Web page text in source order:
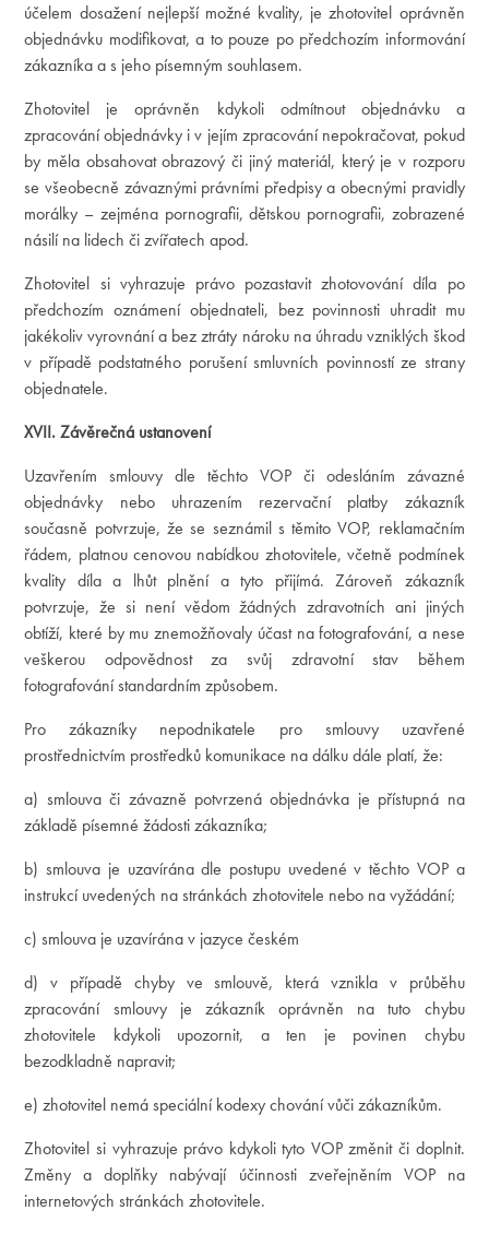
účelem dosažení nejlepší možné kvality, je zhotovitel oprávněn
objednávku modifikovat, a to pouze po předchozím informování
zákazníka a s jeho písemným souhlasem.
Zhotovitel je oprávněn kdykoli odmítnout objednávku a
zpracování objednávky i v jejím zpracování nepokračovat, pokud
by měla obsahovat obrazový či jiný materiál, který je v rozporu
se všeobecně závaznými právními předpisy a obecnými pravidly
morálky – zejména pornografii, dětskou pornografii, zobrazené
násilí na lidech či zvířatech apod.
Zhotovitel si vyhrazuje právo pozastavit zhotovování díla po
předchozím oznámení objednateli, bez povinnosti uhradit mu
jakékoliv vyrovnání a bez ztráty nároku na úhradu vzniklých škod
v případě podstatného porušení smluvních povinností ze strany
objednatele.
XVII. Závěrečná ustanovení
Uzavřením smlouvy dle těchto VOP či odesláním závazné
objednávky nebo uhrazením rezervační platby zákazník
současně potvrzuje, že se seznámil s těmito VOP, reklamačním
řádem, platnou cenovou nabídkou zhotovitele, včetně podmínek
kvality díla a lhůt plnění a tyto přijímá. Zároveň zákazník
potvrzuje, že si není vědom žádných zdravotních ani jiných
obtíží, které by mu znemožňovaly účast na fotografování, a nese
veškerou odpovědnost za svůj zdravotní stav během
fotografování standardním způsobem.
Pro zákazníky nepodnikatele pro smlouvy uzavřené
prostřednictvím prostředků komunikace na dálku dále platí, že:
a) smlouva či závazně potvrzená objednávka je přístupná na
základě písemné žádosti zákazníka;
b) smlouva je uzavírána dle postupu uvedené v těchto VOP a
instrukcí uvedených na stránkách zhotovitele nebo na vyžádání;
c) smlouva je uzavírána v jazyce českém
d) v případě chyby ve smlouvě, která vznikla v průběhu
zpracování smlouvy je zákazník oprávněn na tuto chybu
zhotovitele kdykoli upozornit, a ten je povinen chybu
bezodkladně napravit;
e) zhotovitel nemá speciální kodexy chování vůči zákazníkům.
Zhotovitel si vyhrazuje právo kdykoli tyto VOP změnit či doplnit.
Změny a doplňky nabývají účinnosti zveřejněním VOP na
internetových stránkách zhotovitele.